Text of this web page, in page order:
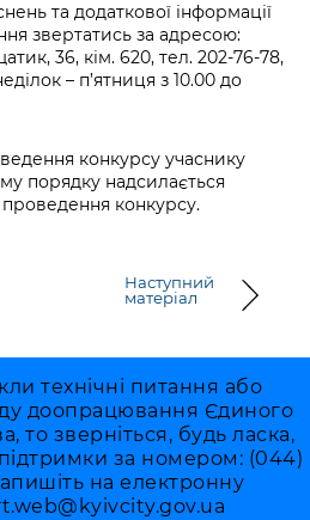
та додаткової інформації
звертатись за адресою:
36, кім. 620, тел. 202-76-78,
– п’ятниця з 10.00 до
конкурсу учаснику
порядку надсилається
конкурсу.
Наступний
матеріал
технічні питання або
доопрацювання Єдиного
то зверніться, будь ласка,
за номером: (044)
на електронну